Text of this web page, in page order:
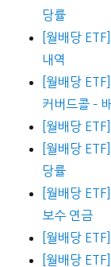
당률
[월배당
내역
[월배당
커버드콜 –
[월배당
[월배당
당률
[월배당
보수 연금
[월배당
[월배당